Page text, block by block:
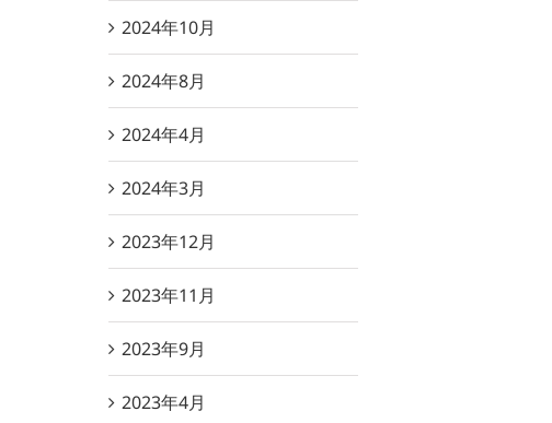
2024年10月
2024年8月
2024年4月
2024年3月
2023年12月
2023年11月
2023年9月
2023年4月